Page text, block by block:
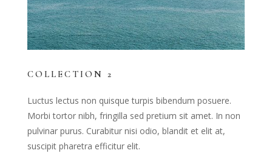
COLLECTION 2
Luctus lectus non quisque turpis bibendum posuere.
Morbi tortor nibh, fringilla sed pretium sit amet. In non
pulvinar purus. Curabitur nisi odio, blandit et elit at,
suscipit pharetra efficitur elit.